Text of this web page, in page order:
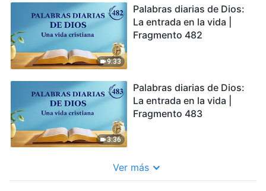
9:33
Palabras diarias de Dios:
La entrada en la vida |
Fragmento 482
3:36
Palabras diarias de Dios:
La entrada en la vida |
Fragmento 483
Ver más